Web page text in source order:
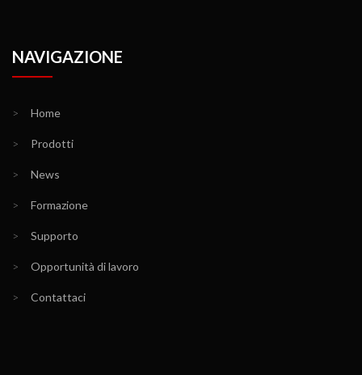
NAVIGAZIONE
> Home
> Prodotti
> News
> Formazione
> Supporto
> Opportunità di lavoro
> Contattaci